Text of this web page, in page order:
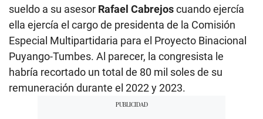
sueldo a su asesor Rafael Cabrejoscuando ejercía
ella ejercía el cargo de presidenta de la Comisión
Especial Multipartidaria para el Proyecto Binacional
Puyango-Tumbes. Al parecer, la congresista le
habría recortado un total de 80 mil soles de su
remuneración durante el 2022 y 2023.